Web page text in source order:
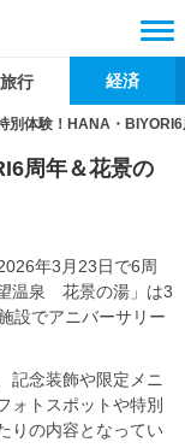
旅行 経済
別体験！HANA・
周年＆花景の
年3月23日で6周
温泉 花景の湯」は3
設でアニバーサリー
記念装飾や限定メニ
ォトスポットや特別
りの内容となってい